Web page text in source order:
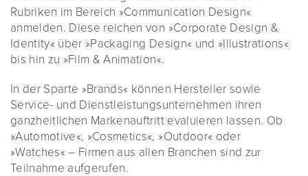
Rubriken im Bereich »Communication Design«
anmelden. Diese reichen von »Corporate Design &
Identity« über »Packaging Design« und »Illustrations«
bis hin zu »Film & Animation«.
In der Sparte »Brands« können Hersteller sowie
Service- und Dienstleistungsunternehmen ihren
ganzheitlichen Markenauftritt evaluieren lassen. Ob
»Automotive«, »Cosmetics«, »Outdoor« oder
»Watches« – Firmen aus allen Branchen sind zur
Teilnahme aufgerufen.